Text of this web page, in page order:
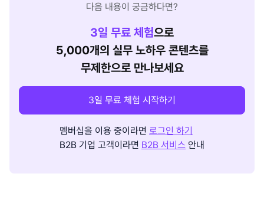
다음 내용이 궁금하다면?
3일 무료 체험으로
5,000개의 실무 노하우 콘텐츠를
무제한으로 만나보세요
3일 무료 체험 시작하기
멤버십을 이용 중이라면 로그인 하기
B2B 기업 고객이라면 B2B 서비스 안내